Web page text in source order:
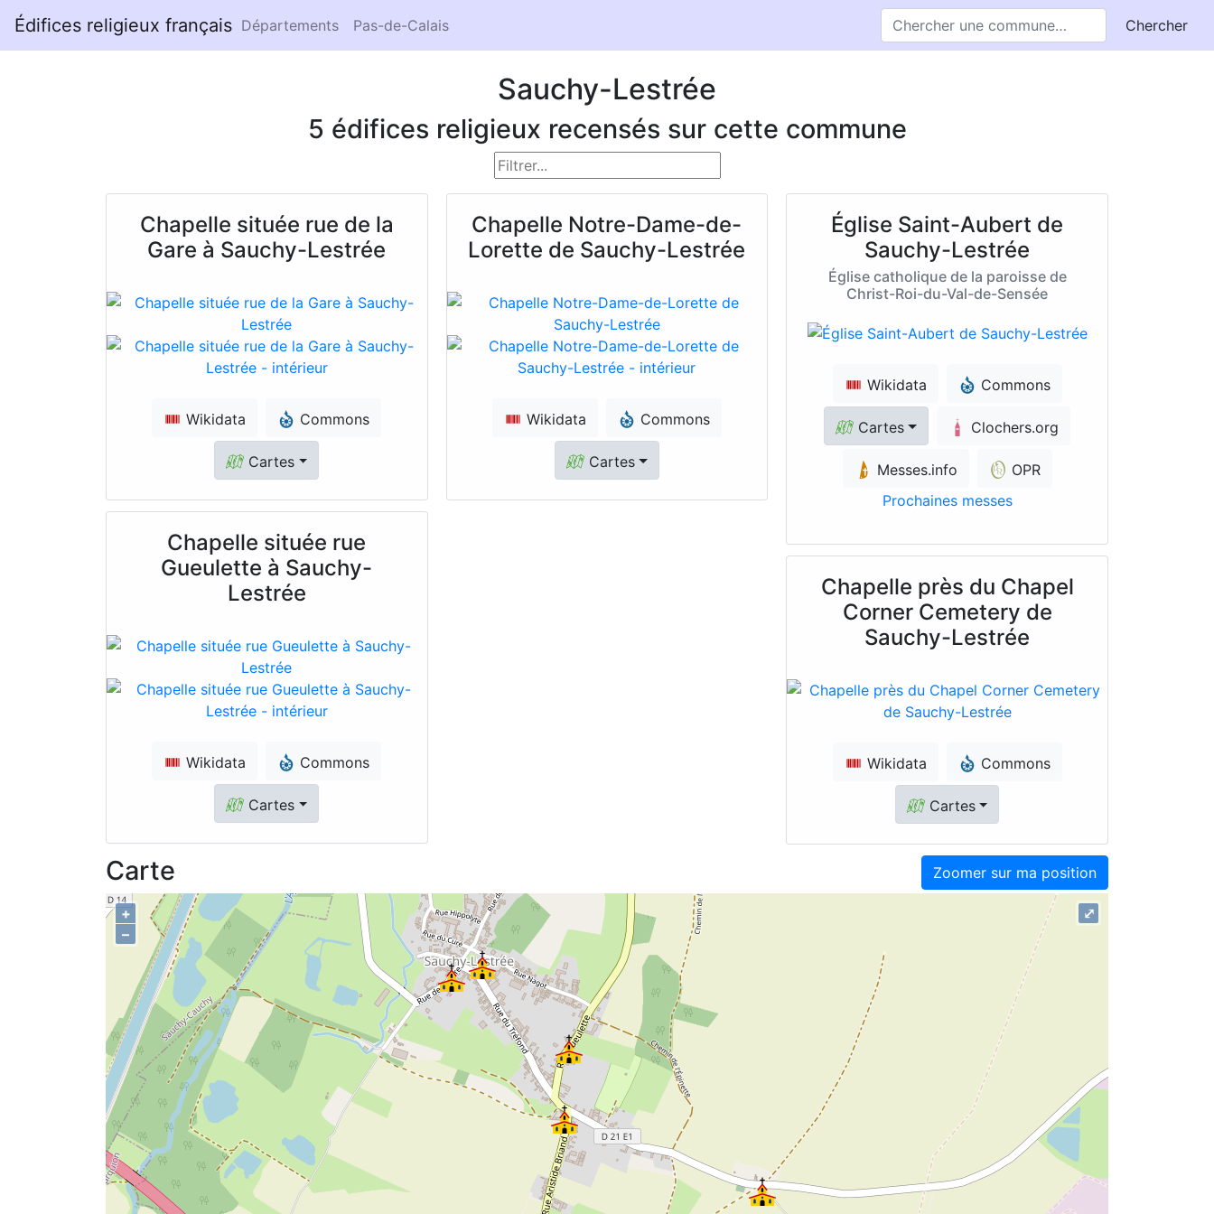
Édifices religieux français Départements Pas-de-Calais Chercher
Sauchy-Lestrée
5 édifices religieux recensés sur cette commune
Chapelle située rue de la
Gare à Sauchy-Lestrée
Wikidata Commons
Cartes
Chapelle située rue
Gueulette à Sauchy-
Lestrée
Wikidata Commons
Cartes
Chapelle Notre-Dame-de-
Lorette de Sauchy-Lestrée
Wikidata Commons
Cartes
Église Saint-Aubert de
Sauchy-Lestrée
Église catholique de la paroisse de
Christ-Roi-du-Val-de-Sensée
Wikidata Commons
Cartes Clochers.org
Messes.info
OPR
Prochaines messes
Chapelle près du Chapel
Corner Cemetery de
Sauchy-Lestrée
Wikidata Commons
Cartes
Zoomer sur ma position
Carte
+
–
⤢